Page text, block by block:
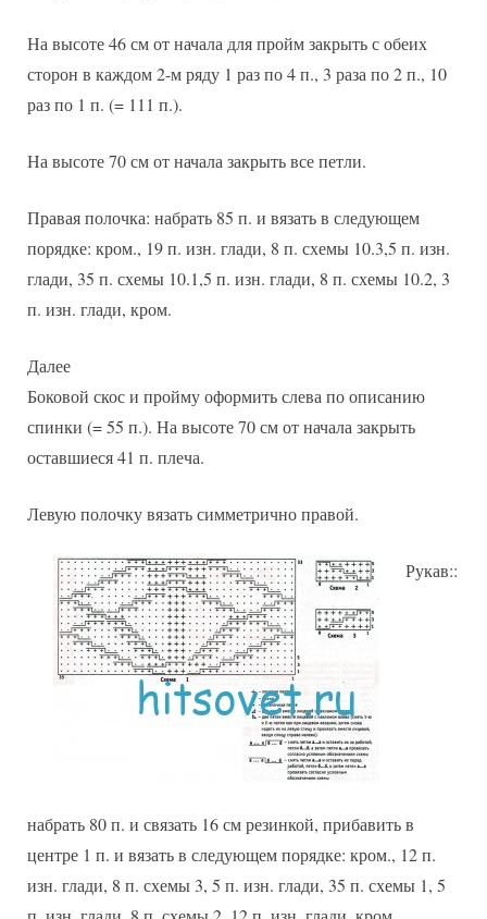
На высоте 46 см от начала для пройм закрыть с обеих
сторон в каждом 2-м ряду 1 раз по 4 п., 3 раза по 2 п., 10
раз по 1 п. (= 111 п.).
На высоте 70 см от начала закрыть все петли.
Правая полочка: набрать 85 п. и вязать в следующем
порядке: кром., 19 п. изн. глади, 8 п. схемы 10.3,5 п. изн.
глади, 35 п. схемы 10.1,5 п. изн. глади, 8 п. схемы 10.2, 3
п. изн. глади, кром.
Далее
Боковой скос и пройму оформить слева по описанию
спинки (= 55 п.). На высоте 70 см от начала закрыть
оставшиеся 41 п. плеча.
Левую полочку вязать симметрично правой.
Рукав::
набрать 80 п. и связать 16 см резинкой, прибавить в
центре 1 п. и вязать в следующем порядке: кром., 12 п.
изн. глади, 8 п. схемы 3, 5 п. изн. глади, 35 п. схемы 1, 5